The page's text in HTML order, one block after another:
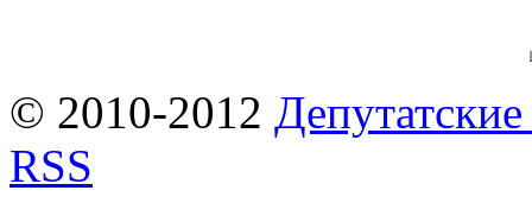
© 2010-2012
RSS